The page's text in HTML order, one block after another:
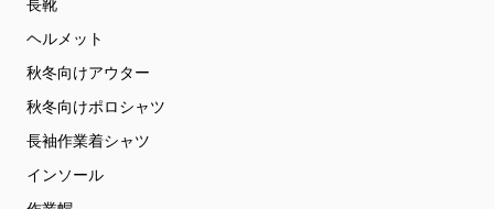
長靴
ヘルメット
秋冬向けアウター
秋冬向けポロシャツ
長袖作業着シャツ
インソール